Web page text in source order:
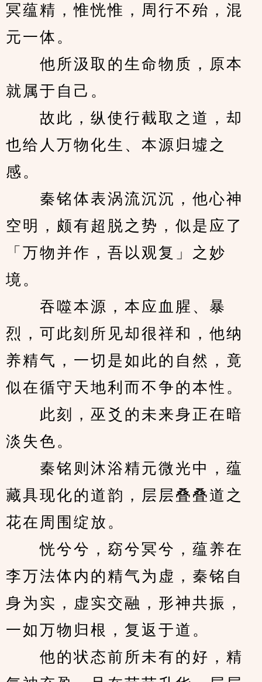
冥蕴精，惟恍惟，周行不殆，混
元一体。
他所汲取的生命物质，原本
就属于自己。
故此，纵使行截取之道，却
也给人万物化生、本源归墟之
感。
秦铭体表涡流沉沉，他心神
空明，颇有超脱之势，似是应了
「万物并作，吾以观复」之妙
境。
吞噬本源，本应血腥、暴
烈，可此刻所见却很祥和，他纳
养精气，一切是如此的自然，竟
似在循守天地利而不争的本性。
此刻，巫爻的未来身正在暗
淡失色。
秦铭则沐浴精元微光中，蕴
藏具现化的道韵，层层叠叠道之
花在周围绽放。
恍兮兮，窈兮冥兮，蕴养在
李万法体内的精气为虚，秦铭自
身为实，虚实交融，形神共振，
一如万物归根，复返于道。
他的状态前所未有的好，精